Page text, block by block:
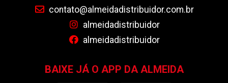
contato@almeidadistribuidor.com.br
almeidadistribuidor
almeidadistribuidor
BAIXE JÁ O APP DA ALMEIDA